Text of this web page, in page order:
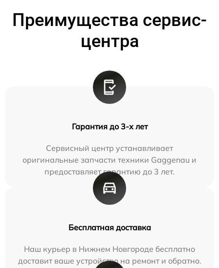
Преимущества сервис-
центра
Гарантия до 3-х лет
Сервисный центр устанавливает
оригинальные запчасти техники Gaggenau и
предоставляет гарантию до 3 лет.
Бесплатная доставка
Наш курьер в Нижнем Новгороде бесплатно
доставит ваше устройство на ремонт и обратно.